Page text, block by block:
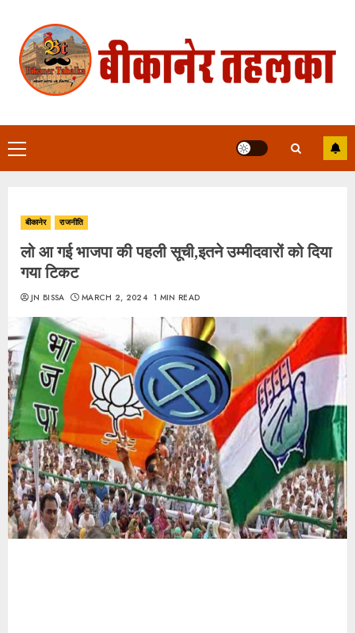
content
Primary
Menu
बीकानेर राजनीति
लो आ गई भाजपा की पहली सूची,इतने उम्मीदवारों को दिया
गया टिकट
JN BISSA MARCH 2, 2024 1 MIN READ